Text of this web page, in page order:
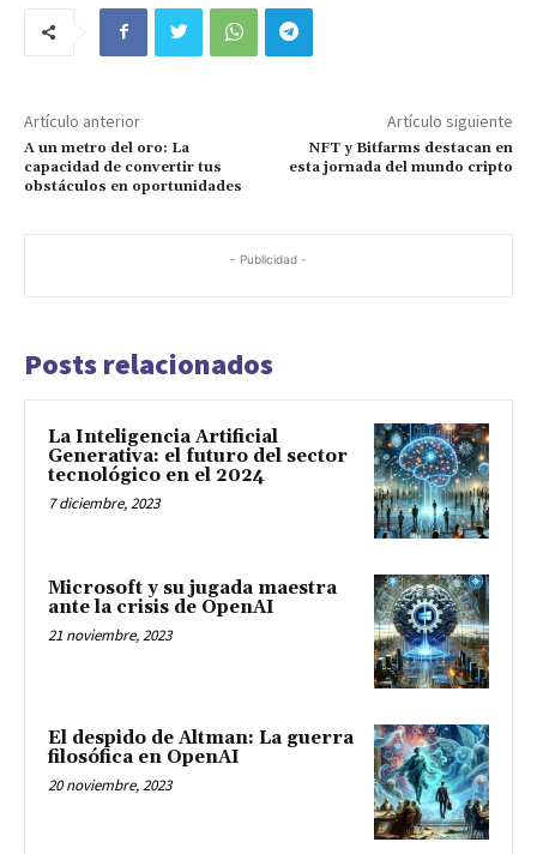
Artículo anterior
A un metro del oro: La
capacidad de convertir tus
obstáculos en oportunidades
Artículo siguiente
NFT y Bitfarms destacan en
esta jornada del mundo cripto
- Publicidad -
Posts relacionados
La Inteligencia Artificial
Generativa: el futuro del sector
tecnológico en el 2024
7 diciembre, 2023
Microsoft y su jugada maestra
ante la crisis de OpenAI
21 noviembre, 2023
El despido de Altman: La guerra
filosófica en OpenAI
20 noviembre, 2023